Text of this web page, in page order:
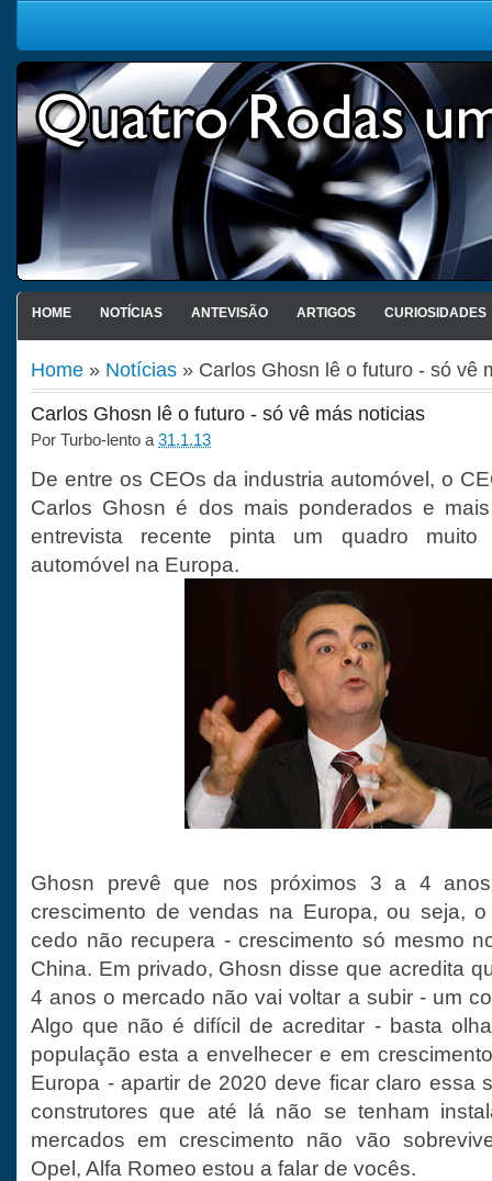
HOME NOTÍCIAS ANTEVISÃO ARTIGOS CURIOSIDADES
Home » Notícias » Carlos Ghosn lê o futuro - só vê
Carlos Ghosn lê o futuro - só vê más noticias
Por Turbo-lento a 31.1.13
De entre os CEOs da industria automóvel, o
Carlos Ghosn é dos mais ponderados e
entrevista recente pinta um quadro
automóvel na Europa.
Ghosn prevê que nos próximos 3 a 4
crescimento de vendas na Europa, ou seja,
cedo não recupera - crescimento só mesmo
China. Em privado, Ghosn disse que acredita
4 anos o mercado não vai voltar a subir - um
Algo que não é difícil de acreditar - basta
população esta a envelhecer e em
Europa - apartir de 2020 deve ficar claro essa
construtores que até lá não se tenham
mercados em crescimento não vão
Opel, Alfa Romeo estou a falar de vocês.